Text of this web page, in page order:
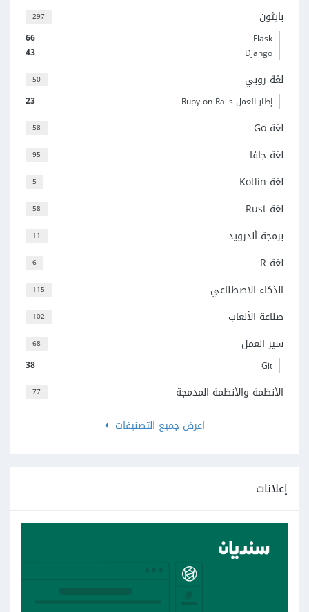
297 بايثون
66
Flask
43
Django
50 لغة روبي
23 إطار العمل Ruby on Rails
58 لغة Go
95 لغة جافا
5 لغة Kotlin
58 لغة Rust
11 برمجة أندرويد
6 لغة R
115 الذكاء الاصطناعي
102 صناعة الألعاب
68 سير العمل
38 Git
77
الأنظمة والأنظمة المدمجة
اعرض جميع التصنيفات
إعلانات